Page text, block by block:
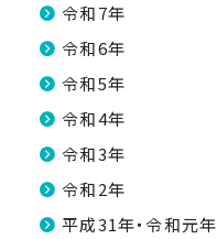
令和7年
令和6年
令和5年
令和4年
令和3年
令和2年
平成31年・令和元年